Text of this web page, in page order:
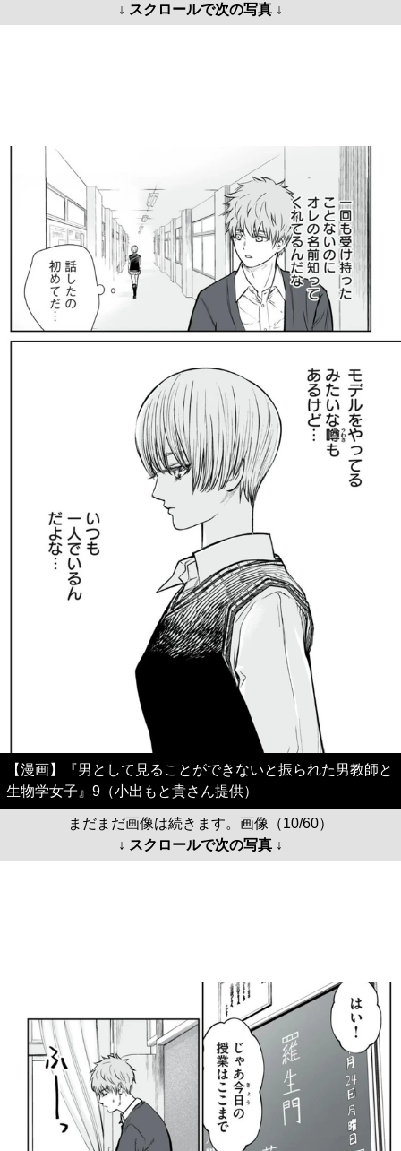
↓ スクロールで次の写真 ↓
【漫画】『男として見ることができないと振られた男教師と
生物学女子』9（小出もと貴さん提供）
まだまだ画像は続きます。画像（10/60）
↓ スクロールで次の写真 ↓